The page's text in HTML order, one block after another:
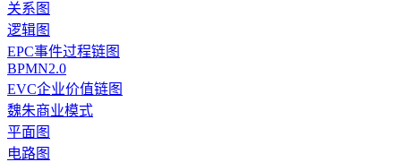
关系图
逻辑图
EPC事件过程链图
BPMN2.0
EVC企业价值链图
魏朱商业模式
平面图
电路图